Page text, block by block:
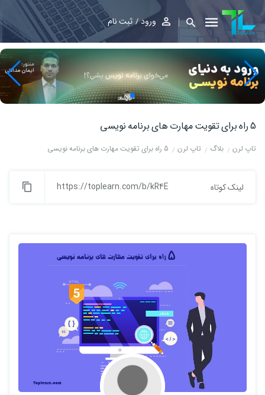
ورود ثبت نام
5 راه برای تقویت مهارت های برنامه نویسی
تاپ لرن بلاگ تاپ لرن 5 راه برای تقویت مهارت های برنامه نویسی
لینک کوتاه https://toplearn.com/b/kR4E